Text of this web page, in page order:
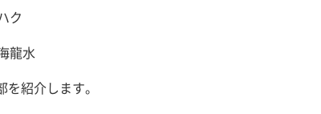
ク
龍水
紹介します。